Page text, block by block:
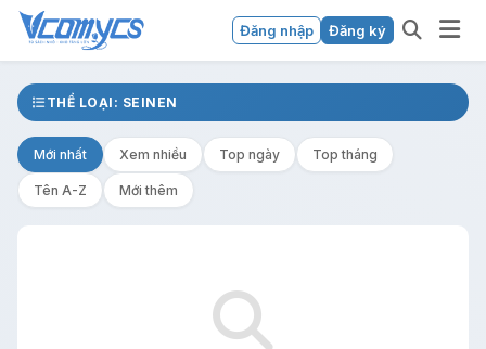
Đăng nhập Đăng ký
THỂ LOẠI: SEINEN
Mới nhất Xem nhiều Top ngày Top tháng
Tên A-Z Mới thêm